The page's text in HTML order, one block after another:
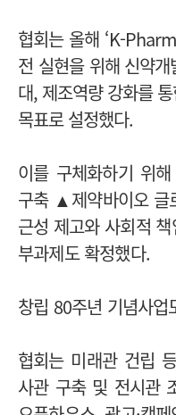
협회는 올해 ‘K-
전 실현을 위해 신약
대, 제조역량 강화를
목표로 설정했다.
이를 구체화하기 위
구축 ▲제약바이오
근성 제고와 사회적
부과제도 확정했다.
창립 80주년 기념사
협회는 미래관 건립
사관 구축 및 전시관